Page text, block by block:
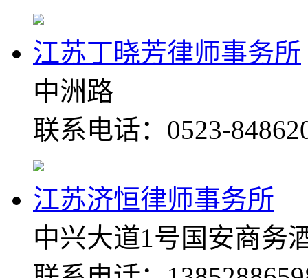
江苏丁晓芳律师事务所
中洲路
联系电话：0523-
江苏济恒律师事务所
中兴大道1号国安商务